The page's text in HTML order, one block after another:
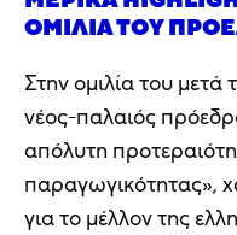
ΟΜΙΛΊΑ ΤΟΥ
Στην ομιλία του
νέος-παλαιός
απόλυτη
παραγωγικότητας»,
για το μέλλον της